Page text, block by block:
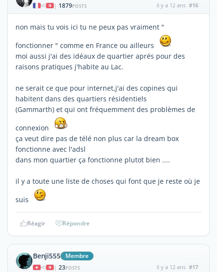
| 1879POSTS il y a 12 ans #16
non mais tu vois ici tu ne peux pas vraiment "
fonctionner " comme en France ou ailleurs
moi aussi j'ai des idéaux de quartier aprés pour des
raisons pratiques j'habite au Lac.
ne serait ce que pour internet,j'ai des copines qui
habitent dans des quartiers résidentiels
(Gammarth) et qui ont fréquemment des problèmes de
connexion
ça veut dire pas de télé non plus car la dream box
fonctionne avec l'adsl
dans mon quartier ça fonctionne plutot bien ....
il y a toute une liste de choses qui font que je reste où je
suis
Réagir Répondre
Benji555 Membre
| 23POSTS il y a 12 ans #17